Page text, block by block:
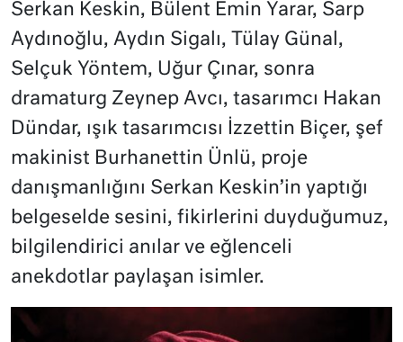
Serkan Keskin, Bülent Emin Yarar, Sarp
Aydınoğlu, Aydın Sigalı, Tülay Günal,
Selçuk Yöntem, Uğur Çınar, sonra
dramaturg Zeynep Avcı, tasarımcı Hakan
Dündar, ışık tasarımcısı İzzettin Biçer, şef
makinist Burhanettin Ünlü, proje
danışmanlığını Serkan Keskin’in yaptığı
belgeselde sesini, fikirlerini duyduğumuz,
bilgilendirici anılar ve eğlenceli
anekdotlar paylaşan isimler.